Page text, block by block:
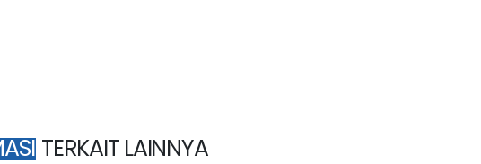
TERKAIT LAINNYA